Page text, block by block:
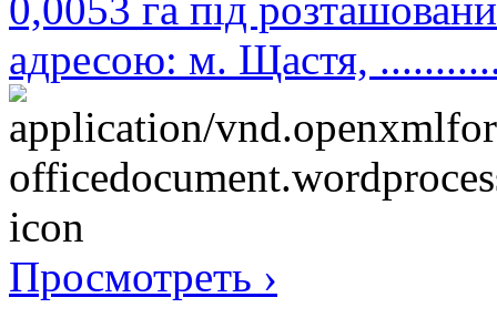
адресою: м. Щастя,
Просмотреть ›